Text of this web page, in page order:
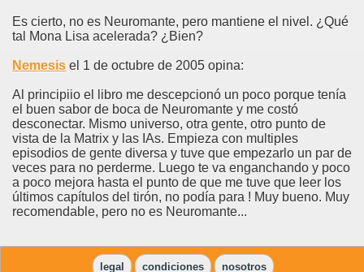
Es cierto, no es Neuromante, pero mantiene el nivel. ¿Qué
tal Mona Lisa acelerada? ¿Bien?
Nemesis el 1 de octubre de 2005 opina:
Al principiio el libro me descepcionó un poco porque tenía
el buen sabor de boca de Neuromante y me costó
desconectar. Mismo universo, otra gente, otro punto de
vista de la Matrix y las IAs. Empieza con multiples
episodios de gente diversa y tuve que empezarlo un par de
veces para no perderme. Luego te va enganchando y poco
a poco mejora hasta el punto de que me tuve que leer los
últimos capítulos del tirón, no podía para ! Muy bueno. Muy
recomendable, pero no es Neuromante...
legal condiciones nosotros